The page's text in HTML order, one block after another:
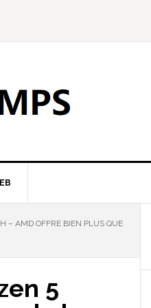
– AMD OFFRE BIEN PLUS QUE
5